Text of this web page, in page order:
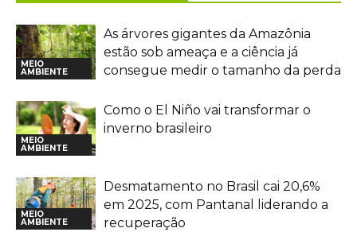
MEIO
AMBIENTE
As árvores gigantes da Amazônia
estão sob ameaça e a ciência já
consegue medir o tamanho da perda
MEIO
AMBIENTE
Como o El Niño vai transformar o
inverno brasileiro
MEIO
AMBIENTE
Desmatamento no Brasil cai 20,6%
em 2025, com Pantanal liderando a
recuperação